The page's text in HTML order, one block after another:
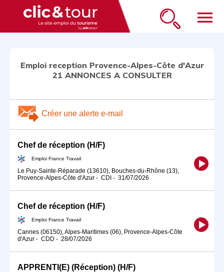
menu
Emploi reception Provence-Alpes-Côte d'Azur
21 ANNONCES A CONSULTER
Créer une alerte e-mail
Chef de réception (H/F)
Emploi France Travail
Le Puy-Sainte-Réparade (13610), Bouches-du-Rhône (13),
Provence-Alpes-Côte d'Azur - CDI - 31/07/2026
Chef de réception (H/F)
Emploi France Travail
Cannes (06150), Alpes-Maritimes (06), Provence-Alpes-Côte
d'Azur - CDD - 28/07/2026
APPRENTI(E) (Réception) (H/F)